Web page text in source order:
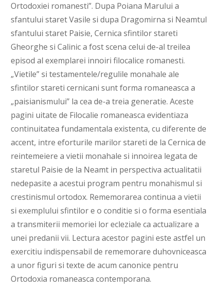
Ortodoxiei romanesti”. Dupa Poiana Marului a
sfantului staret Vasile si dupa Dragomirna si Neamtul
sfantului staret Paisie, Cernica sfintilor stareti
Gheorghe si Calinic a fost scena celui de-al treilea
episod al exemplarei innoiri filocalice romanesti.
„Vietile” si testamentele/regulile monahale ale
sfintilor stareti cernicani sunt forma romaneasca a
„paisianismului” la cea de-a treia generatie. Aceste
pagini uitate de Filocalie romaneasca evidentiaza
continuitatea fundamentala existenta, cu diferente de
accent, intre eforturile marilor stareti de la Cernica de
reintemeiere a vietii monahale si innoirea legata de
staretul Paisie de la Neamt in perspectiva actualitatii
nedepasite a acestui program pentru monahismul si
crestinismul ortodox. Rememorarea continua a vietii
si exemplului sfintilor e o conditie si o forma esentiala
a transmiterii memoriei lor ecleziale ca actualizare a
unei predanii vii. Lectura acestor pagini este astfel un
exercitiu indispensabil de rememorare duhovniceasca
a unor figuri si texte de acum canonice pentru
Ortodoxia romaneasca contemporana.